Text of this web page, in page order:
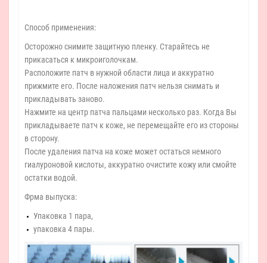
Способ применения:
Осторожно снимите защитную пленку. Старайтесь не
прикасаться к микроиголочкам.
Расположите патч в нужной области лица и аккуратно
прижмите его. После наложения патч нельзя снимать и
прикладывать заново.
Нажмите на центр патча пальцами несколько раз. Когда Вы
прикладываете патч к коже, не перемещайте его из стороны
в сторону.
После удаления патча на коже может остаться немного
гиалуроновой кислоты, аккуратно очистите кожу или смойте
остатки водой.
Фрма выпуска:
Упаковка 1 пара,
упаковка 4 пары.